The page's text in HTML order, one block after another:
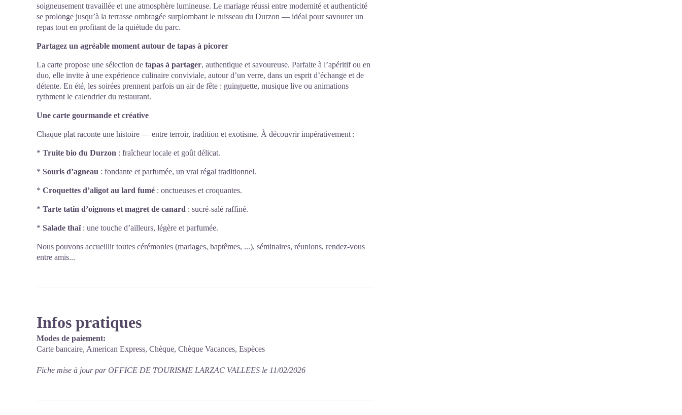
soigneusement travaillée et une atmosphère lumineuse. Le mariage réussi entre modernité et authenticité
se prolonge jusqu’à la terrasse ombragée surplombant le ruisseau du Durzon — idéal pour savourer un
repas tout en profitant de la quiétude du parc.
Partagez un agréable moment autour de tapas à picorer
La carte propose une sélection de tapas à partager, authentique et savoureuse. Parfaite à l’apéritif ou en
duo, elle invite à une expérience culinaire conviviale, autour d’un verre, dans un esprit d’échange et de
détente. En été, les soirées prennent parfois un air de fête : guinguette, musique live ou animations
rythment le calendrier du restaurant.
Une carte gourmande et créative
Chaque plat raconte une histoire — entre terroir, tradition et exotisme. À découvrir impérativement :
* Truite bio du Durzon : fraîcheur locale et goût délicat.
* Souris d’agneau : fondante et parfumée, un vrai régal traditionnel.
* Croquettes d’aligot au lard fumé : onctueuses et croquantes.
* Tarte tatin d’oignons et magret de canard : sucré-salé raffiné.
* Salade thaï: une touche d’ailleurs, légère et parfumée.
Nous pouvons accueillir toutes cérémonies (mariages, baptêmes, ...), séminaires, réunions, rendez-vous
entre amis...
Infos pratiques
Modes de paiement:
Carte bancaire, American Express, Chèque, Chèque Vacances, Espèces
Fiche mise à jour par OFFICE DE TOURISME LARZAC VALLEES le 11/02/2026